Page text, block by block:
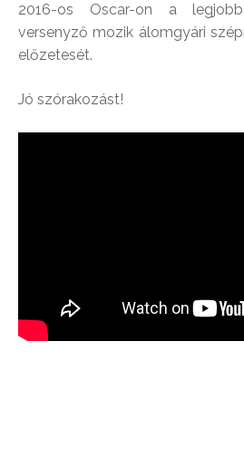
2016-os Oscar-on a
versenyző mozik álomgyári
előzetesét.
Jó szórakozást!